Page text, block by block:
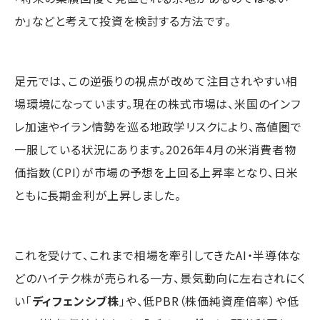
か」などと考えて投資を検討する方法です。
足元では、この逆張りの視点が改めて注目されやすい相
場環境になっています。現在の株式市場は、米国のインフ
レ加速やイラン情勢を巡る地政学リスクにより、高値圏で
一服している状況にあります。2026年4月の米消費者物
価指数（CPI）が市場の予想を上回る上昇率となり、日米
ともに長期金利が上昇しました。
これを受けて、これまで相場を牽引してきたAI・半導体な
どのハイテク株が売られる一方、景気動向に左右されにく
い「ディフェンシブ株 」や、低PBR（株価純資産倍率）や低